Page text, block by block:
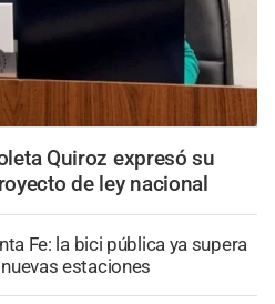
Quiroz expresó su
de ley nacional
Fe: la bici pública ya supera
estaciones